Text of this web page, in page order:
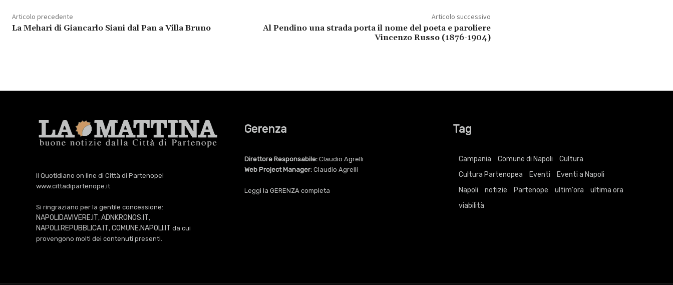
Articolo precedente
La Mehari di Giancarlo Siani dal Pan a Villa Bruno
Articolo successivo
Al Pendino una strada porta il nome del poeta e paroliere
Vincenzo Russo (1876-1904)
Il Quotidiano on line di Città di Partenope!
www.cittadipartenope.it
Si ringraziano per la gentile concessione:
NAPOLIDAVIVERE.IT, ADNKRONOS.IT,
NAPOLI.REPUBBLICA.IT, COMUNE.NAPOLI.IT da cui
provengono molti dei contenuti presenti.
Gerenza
Direttore Responsabile: Claudio Agrelli
Web Project Manager: Claudio Agrelli
Leggi la GERENZA completa
Tag
Campania Comune di Napoli
Cultura
Cultura Partenopea
Eventi
Eventi a Napoli
Napoli
notizie Partenope ultim'ora
ultima ora
viabilità